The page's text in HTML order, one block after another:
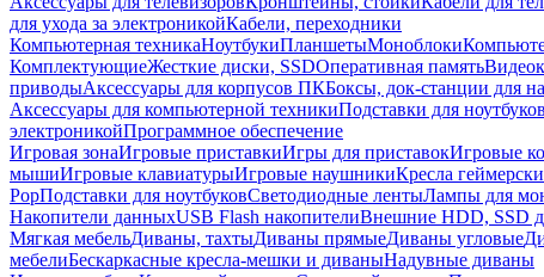
для ухода за электроникойКабели, переходники
Компьютерная техникаНоутбукиПланшетыМоноблоки
КомплектующиеЖесткие диски, SSDОперативная память
приводыАксессуары для корпусов ПКБоксы, док-станции для
Аксессуары для компьютерной техникиПодставки для ноутбуков
электроникойПрограммное обеспечение
Игровая зонаИгровые приставкиИгры для приставокИгровые
мышиИгровые клавиатурыИгровые наушникиКресла
PopПодставки для ноутбуковСветодиодные лентыЛампы для
Накопители данныхUSB Flash накопителиВнешние HDD, SSD
Мягкая мебельДиваны, тахтыДиваны прямыеДиваны угловые
мебелиБескаркасные кресла-мешки и диваныНадувные диваны